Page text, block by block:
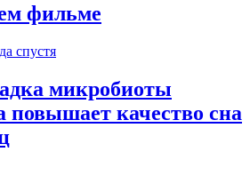
фильме
спустя
микробиоты
качество сна